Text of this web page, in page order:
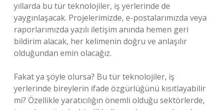
yıllarda bu tür teknolojiler, iş yerlerinde de
yaygınlaşacak. Projelerimizde, e-postalarımızda veya
raporlarımızda yazılı iletişim anında hemen geri
bildirim alacak, her kelimenin doğru ve anlaşılır
olduğundan emin olacağız.
Fakat ya şöyle olursa? Bu tür teknolojiler, iş
yerlerinde bireylerin ifade özgürlüğünü kısıtlayabilir
mi? Özellikle yaratıcılığın önemli olduğu sektörlerde,